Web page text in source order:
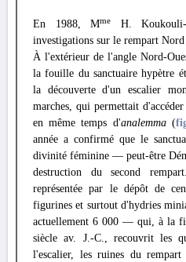
En 1988, Mme
H. Koukouli-
investigations sur le rempart Nord
À l'extérieur de l'angle Nord-
la fouille du sanctuaire hypètre
la découverte d'un escalier
marches, qui permettait
en même temps d'analemma (
année a confirmé que le
divinité féminine — peut-être
destruction du second
représentée par le dépôt de
figurines et surtout d'hydries
actuellement 6 000 — qui, à la
siècle av. J.-C., recouvrit les
l'escalier, les ruines du